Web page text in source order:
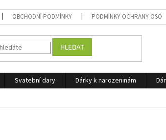
OBCHODNÍ PODMÍNKY PODMÍNKY OCHRANY
HLEDAT
Svatební dary Dárky k narozeninám